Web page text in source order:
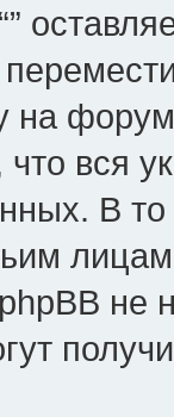
на
что вся
В
не